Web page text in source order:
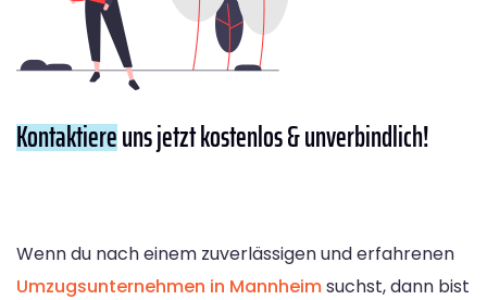
Kontaktiereuns jetzt kostenlos & unverbindlich!
Wenn du nach einem zuverlässigen und erfahrenen
Umzugsunternehmen in Mannheimsuchst, dann bist